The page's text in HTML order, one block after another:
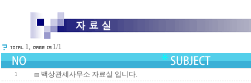
1, 1/1
1 백상관세사무소 자료실 입니다.